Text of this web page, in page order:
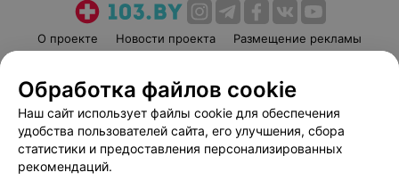
О проекте Новости проекта
Размещение рекламы
Пользовательское соглашение
Способы оплаты
Вакансии
Партнеры
Написать руководителю 103.by
Обработка файлов cookie
Наш сайт использует файлы cookie для обеспечения
удобства пользователей сайта, его улучшения, сбора
статистики и предоставления персонализированных
рекомендаций.